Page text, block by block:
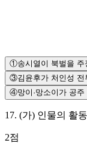
①송시열이 북벌을 주
③김윤후가 처인성 전
④망이·망소이가 공
17. (가) 인물의 활
2점